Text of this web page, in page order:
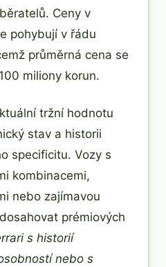
Ceny v
pohybují v řádu
průměrná cena se
miliony korun.
tržní hodnotu
stav a historii
specificitu. Vozy s
kombinacemi,
nebo zajímavou
prémiových
s historií
nebo s